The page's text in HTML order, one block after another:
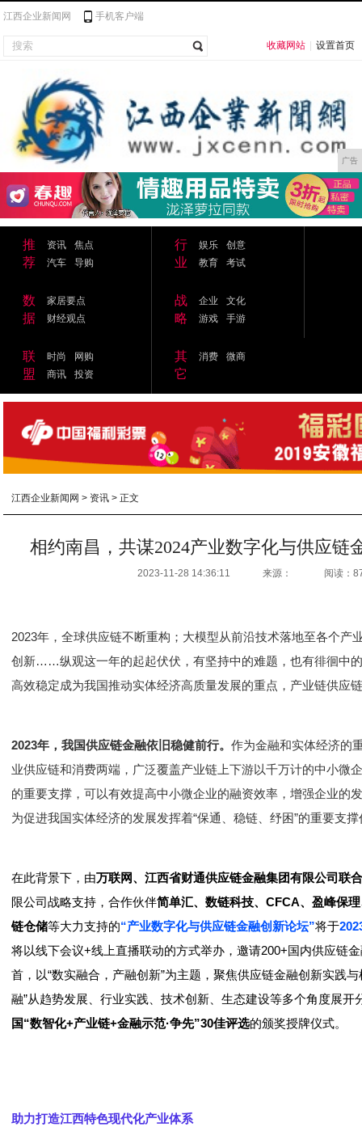
江西企业新闻网 手机客户端
收藏网站 设置首页
广告
推
荐
资讯
焦点
汽车
导购
行
业
娱乐
创意
教育
考试
数
据
家居要点
财经观点
战
略
企业
文化
游戏
手游
联
盟
时尚
网购
商讯
投资
其
它
消费 微商
江西企业新闻网 > 资讯 > 正文
相约南昌，共谋2024产业数字化与供应链
2023-11-28 14:36:11 来源： 阅读：
2023年，全球供应链不断重构；大模型从前沿技术落地至各个产
创新……纵观这一年的起起伏伏，有坚持中的难题，也有徘徊中
高效稳定成为我国推动实体经济高质量发展的重点，产业链供应
2023年，我国供应链金融依旧稳健前行。作为金融和实体经济的
业供应链和消费两端，广泛覆盖产业链上下游以千万计的中小微
的重要支撑，可以有效提高中小微企业的融资效率，增强企业的
为促进我国实体经济的发展发挥着“保通、稳链、纾困”的重要支
在此背景下，由万联网、江西省财通供应链金融集团有限公司联
限公司战略支持，合作伙伴简单汇、数链科技、CFCA、盈峰保
链仓储等大力支持的“产业数字化与供应链金融创新论坛”将于
将以线下会议+线上直播联动的方式举办，邀请200+国内供应链
首，以“数实融合，产融创新”为主题，聚焦供应链金融创新实践
融”从趋势发展、行业实践、技术创新、生态建设等多个角度展开
国“数智化+产业链+金融示范·争先”30佳评选的颁奖授牌仪式。
助力打造江西特色现代化产业体系